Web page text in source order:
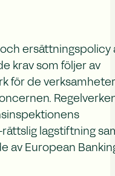
ersättningspolicy
krav som följer av
för de verksamheter
lagstiftning
av European